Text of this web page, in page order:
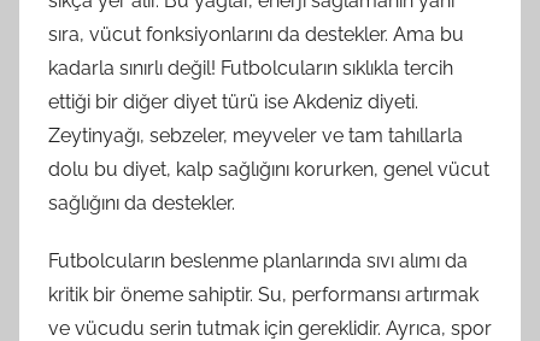
sıra, vücut fonksiyonlarını da destekler. Ama bu
kadarla sınırlı değil! Futbolcuların sıklıkla tercih
ettiği bir diğer diyet türü ise Akdeniz diyeti.
Zeytinyağı, sebzeler, meyveler ve tam tahıllarla
dolu bu diyet, kalp sağlığını korurken, genel vücut
sağlığını da destekler.
Futbolcuların beslenme planlarında sıvı alımı da
kritik bir öneme sahiptir. Su, performansı artırmak
ve vücudu serin tutmak için gereklidir. Ayrıca, spor